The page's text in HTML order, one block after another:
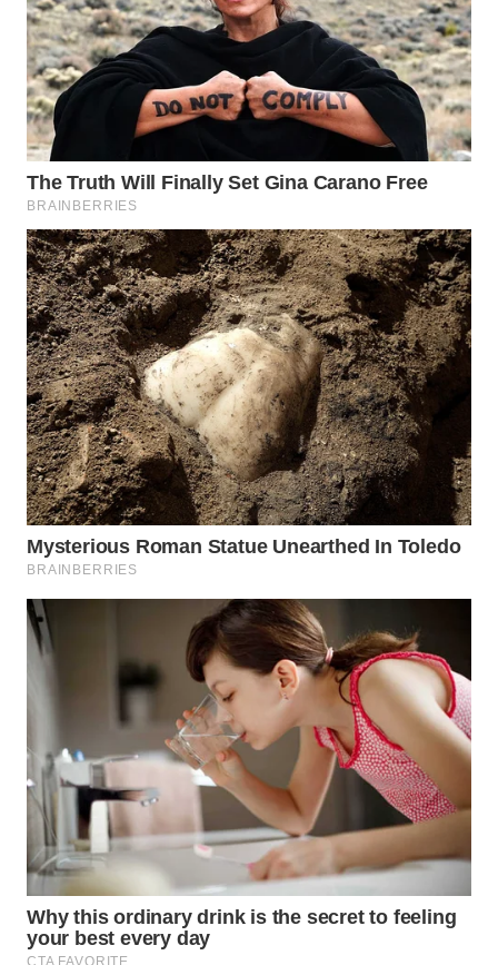
TANGERANG
WN
BINJAI
CIREBON
WN
INDRAMAYU
WN
KUNINGAN
WN
MAJALENGKA
WN
SUBANG
WN
PURWAKARTA
PRIANGAN
TIMUR
WN
SEMARANG
WN
SOLO